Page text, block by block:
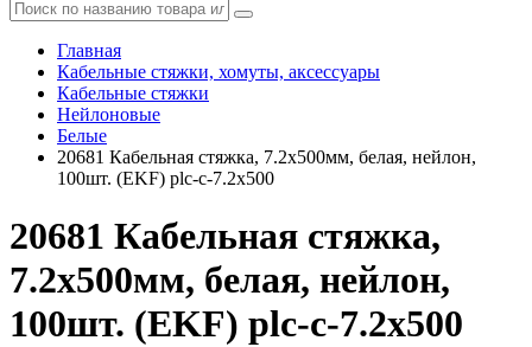
Главная
Кабельные стяжки, хомуты, аксессуары
Кабельные стяжки
Нейлоновые
Белые
20681 Кабельная стяжка, 7.2х500мм, белая, нейлон,
100шт. (EKF) plc-c-7.2х500
20681 Кабельная стяжка,
7.2х500мм, белая, нейлон,
100шт. (EKF) plc-c-7.2х500